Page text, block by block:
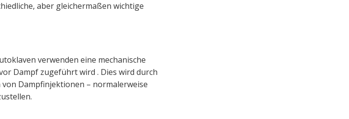
aber gleichermaßen wichtige
verwenden eine mechanische
Dampf zugeführt wird . Dies wird durch
Dampfinjektionen – normalerweise
.